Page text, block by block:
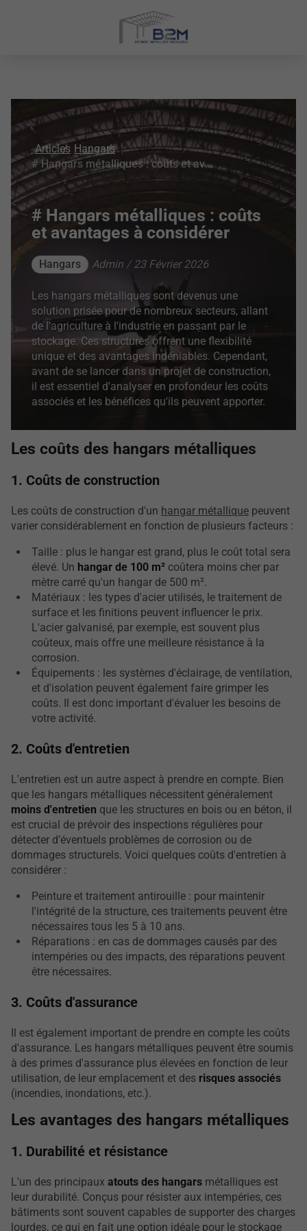
Articles Hangars
# Hangars métalliques : coûts et avantages à considérer
# Hangars métalliques : coûts
et avantages à considérer
Hangars Admin / 23 Février 2026
Les hangars métalliques sont devenus une
solution prisée pour de nombreux secteurs, allant
de l'agriculture à l'industrie en passant par le
stockage. Ces structures offrent une flexibilité
unique et des avantages indéniables. Cependant,
avant de se lancer dans un projet de construction,
il est essentiel d'analyser en profondeur les coûts
associés et les bénéfices qu'ils peuvent apporter.
Les coûts des hangars métalliques
1. Coûts de construction
Les coûts de construction d'un hangar métallique peuvent
varier considérablement en fonction de plusieurs facteurs :
Taille : plus le hangar est grand, plus le coût total sera
élevé. Un hangar de 100 m²coûtera moins cher par
mètre carré qu'un hangar de 500 m².
Matériaux : les types d'acier utilisés, le traitement de
surface et les finitions peuvent influencer le prix.
L'acier galvanisé, par exemple, est souvent plus
coûteux, mais offre une meilleure résistance à la
corrosion.
Équipements : les systèmes d'éclairage, de ventilation,
et d'isolation peuvent également faire grimper les
coûts. Il est donc important d'évaluer les besoins de
votre activité.
2. Coûts d'entretien
L'entretien est un autre aspect à prendre en compte. Bien
que les hangars métalliques nécessitent généralement
moins d'entretien que les structures en bois ou en béton, il
est crucial de prévoir des inspections régulières pour
détecter d’éventuels problèmes de corrosion ou de
dommages structurels. Voici quelques coûts d'entretien à
considérer :
Peinture et traitement antirouille : pour maintenir
l'intégrité de la structure, ces traitements peuvent être
nécessaires tous les 5 à 10 ans.
Réparations : en cas de dommages causés par des
intempéries ou des impacts, des réparations peuvent
être nécessaires.
3. Coûts d'assurance
Il est également important de prendre en compte les coûts
d'assurance. Les hangars métalliques peuvent être soumis
à des primes d'assurance plus élevées en fonction de leur
utilisation, de leur emplacement et des risques associés
(incendies, inondations, etc.).
Les avantages des hangars métalliques
1. Durabilité et résistance
L'un des principaux atouts des hangars métalliques est
leur durabilité. Conçus pour résister aux intempéries, ces
bâtiments sont souvent capables de supporter des charges
lourdes, ce qui en fait une option idéale pour le stockage